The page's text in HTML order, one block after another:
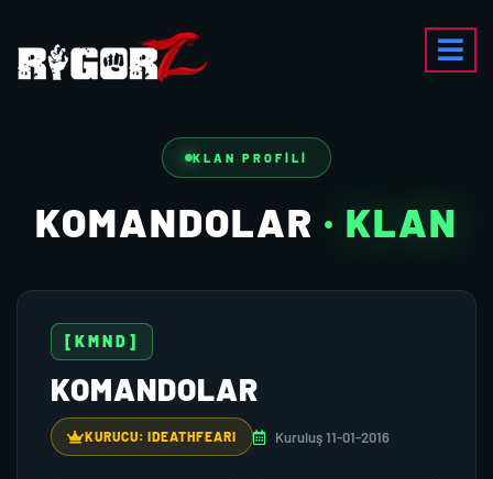
KLAN PROFILI
KOMANDOLAR · KLAN
[KMND]
KOMANDOLAR
KURUCU: IDEATHFEARI Kuruluş 11-01-2016